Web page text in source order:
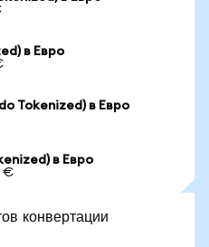
в Евро
Tokenized) в Евро
в Евро
€
конвертации